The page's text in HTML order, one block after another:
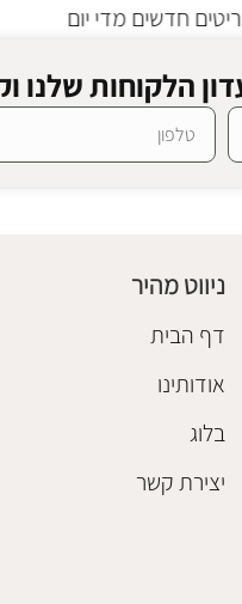
חדשים מדי יום
הלקוחות שלנו
ניווט מהיר
דף הבית
אודותינו
בלוג
יצירת קשר